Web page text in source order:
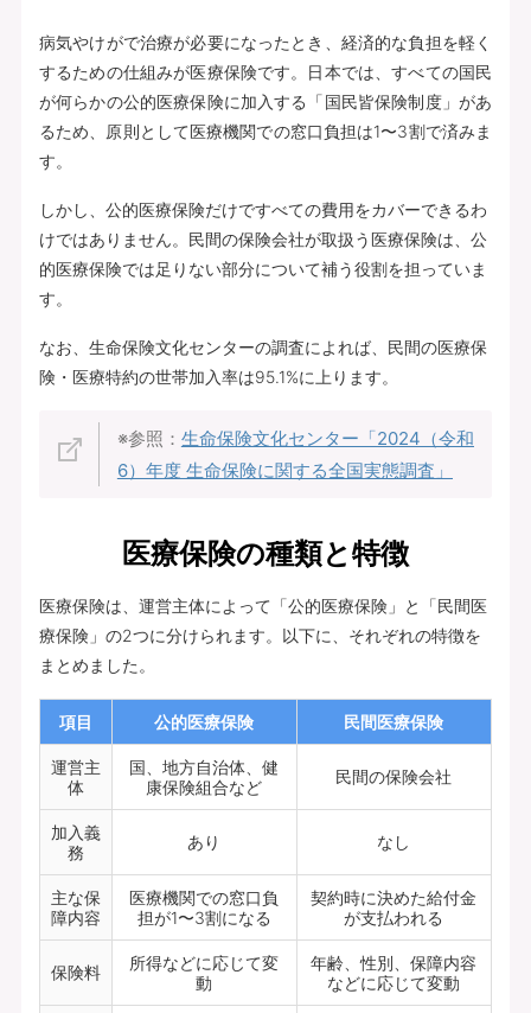
病気やけがで治療が必要になったとき、経済的な負担を軽く
するための仕組みが医療保険です。日本では、すべての国民
が何らかの公的医療保険に加入する「国民皆保険制度」があ
るため、原則として医療機関での窓口負担は1〜3割で済みま
す。
しかし、公的医療保険だけですべての費用をカバーできるわ
けではありません。民間の保険会社が取扱う医療保険は、公
的医療保険では足りない部分について補う役割を担っていま
す。
なお、生命保険文化センターの調査によれば、民間の医療保
険・医療特約の世帯加入率は95.1%に上ります。
※参照： 生命保険文化センター「2024（令和
6）年度 生命保険に関する全国実態調査」
医療保険の種類と特徴
医療保険は、運営主体によって「公的医療保険」と「民間医
療保険」の2つに分けられます。以下に、それぞれの特徴を
まとめました。
項目 公的医療保険 民間医療保険
運営主
体
国、地方自治体、健
康保険組合など
民間の保険会社
加入義
務
あり なし
主な保
障内容
医療機関での窓口負
担が1〜3割になる
契約時に決めた給付金
が支払われる
保険料
所得などに応じて変
動
年齢、性別、保障内容
などに応じて変動